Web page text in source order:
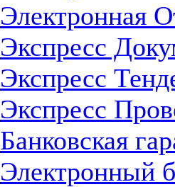
Электронная
Экспресс
Экспресс
Экспресс
Банковская
Электронный